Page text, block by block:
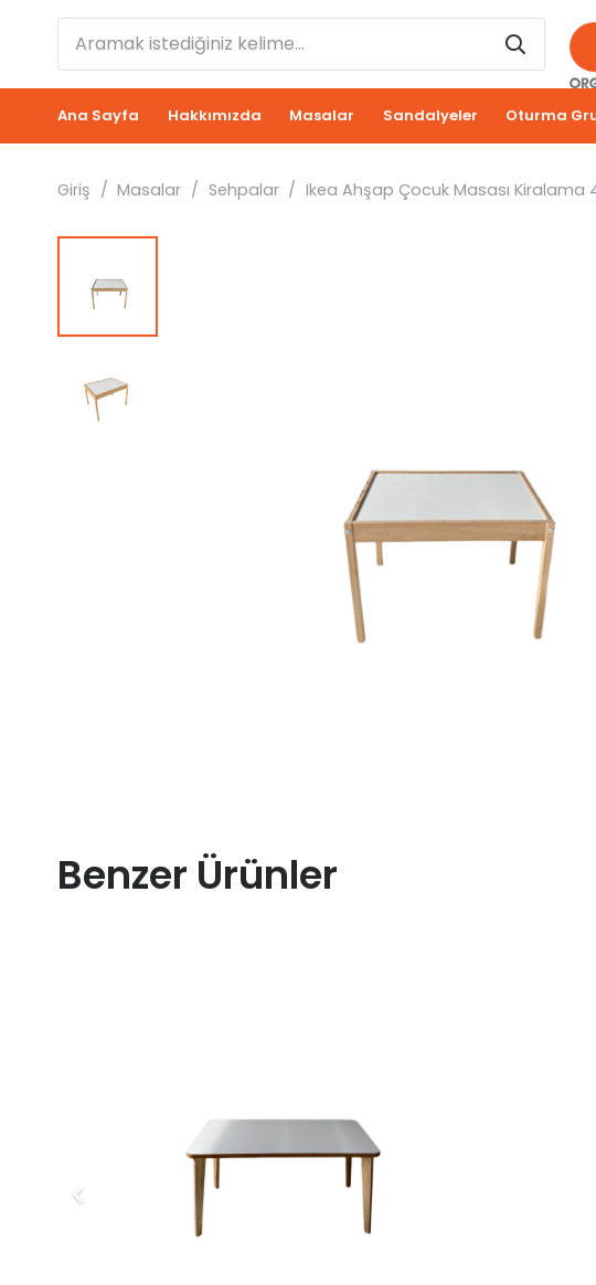
Ana Sayfa Hakkımızda Masalar Sandalyeler Oturma
Giriş / Masalar / Sehpalar / Ikea Ahşap Çocuk Masası Kiralama
Benzer Ürünler